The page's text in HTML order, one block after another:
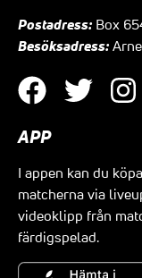
Postadress: Box
Besöksadress:
APP
I appen kan du
matcherna via
videoklipp från
färdigspelad.